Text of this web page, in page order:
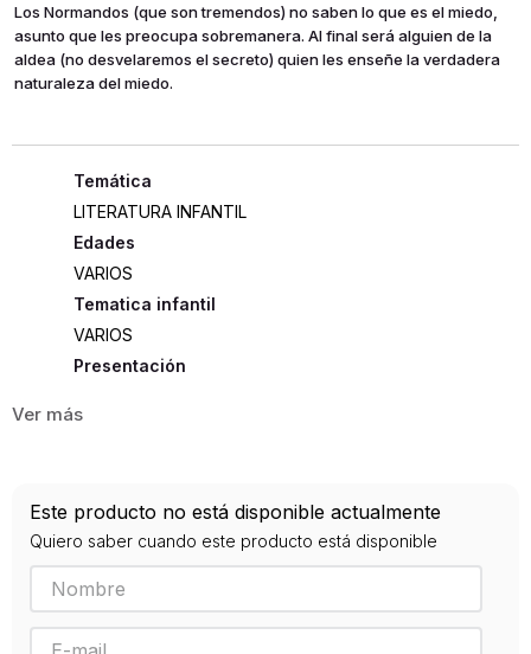
Los Normandos (que son tremendos) no saben lo que es el miedo,
asunto que les preocupa sobremanera. Al final será alguien de la
aldea (no desvelaremos el secreto) quien les enseñe la verdadera
naturaleza del miedo.
LITERATURA INFANTIL
Edades
VARIOS
Tematica infantil
VARIOS
Presentación
9788434567276
Editorial
SALVAT
Año de publicación
2014
Este producto no está disponible actualmente
Quiero saber cuando este producto está disponible